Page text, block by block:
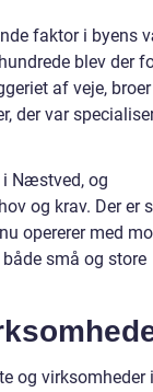
faktor i byens
blev der
af veje,
der var
i Næstved, og
og krav. Der er
opererer med
små og store
og virksomheder i